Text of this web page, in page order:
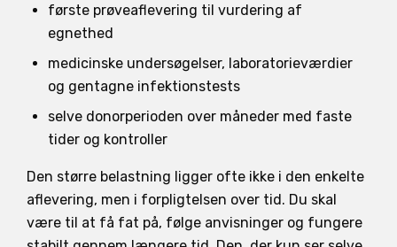
første prøveaflevering til vurdering af
egnethed
medicinske undersøgelser, laboratorieværdier
og gentagne infektionstests
selve donorperioden over måneder med faste
tider og kontroller
Den større belastning ligger ofte ikke i den enkelte
aflevering, men i forpligtelsen over tid. Du skal
være til at få fat på, følge anvisninger og fungere